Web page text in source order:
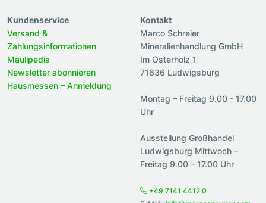
Kundenservice
Versand &
Zahlungsinformationen
Maulipedia
Newsletter abonnieren
Hausmessen – Anmeldung
Kontakt
Marco Schreier
Mineralienhandlung GmbH
Im Osterholz 1
71636 Ludwigsburg
Montag – Freitag 9.00 - 17.00
Uhr
Ausstellung Großhandel
Ludwigsburg Mittwoch –
Freitag 9.00 – 17.00 Uhr
+49 7141 4412 0